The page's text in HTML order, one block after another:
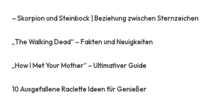
– Skorpion und Steinbock | Beziehung zwischen Sternzeichen
„The Walking Dead“ – Fakten und Neuigkeiten
„How I Met Your Mother“ – Ultimativer Guide
10 Ausgefallene Raclette Ideen für Genießer